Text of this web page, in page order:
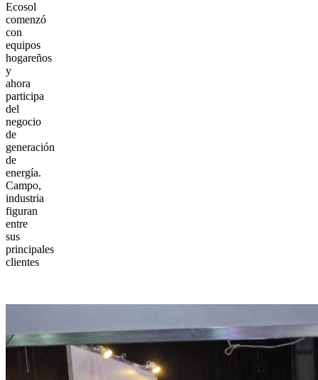
Ecosol
comenzó
con
equipos
hogareños
y
ahora
participa
del
negocio
de
generación
de
energía.
Campo,
industria
figuran
entre
sus
principales
clientes